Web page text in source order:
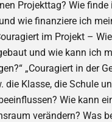
Projekttag? Wie finde
wie finanziere ich
im Projekt –
und wie kann ich
„Couragiert in der
die Klasse, die Schule
Wie kann
verändern? Was